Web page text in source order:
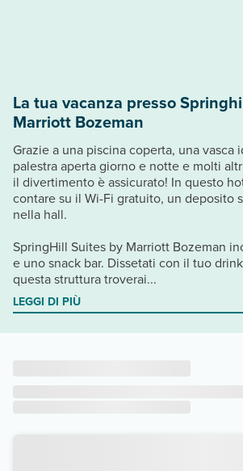
La tua vacanza presso
Marriott Bozeman
Grazie a una piscina coperta, una vasca
palestra aperta giorno e notte e molti
il divertimento è assicurato! In questo
contare su il Wi-Fi gratuito, un deposito
nella hall.
SpringHill Suites by Marriott Bozeman
e uno snack bar. Dissetati con il tuo
questa struttura troverai...
LEGGI DI PIÙ